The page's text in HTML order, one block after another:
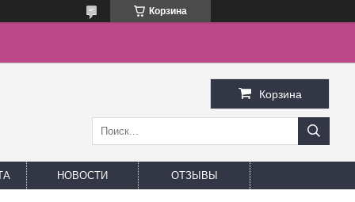
Корзина
Корзина
НОВОСТИ ОТЗЫВЫ